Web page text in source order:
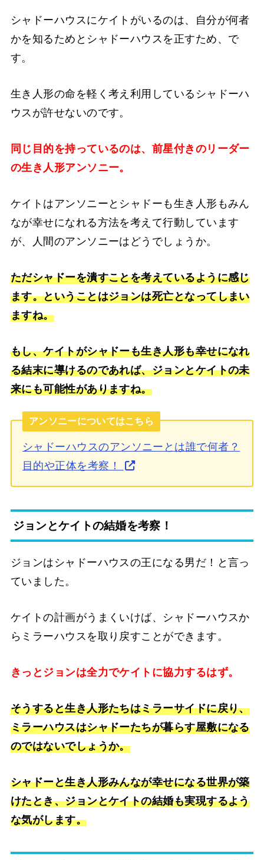
シャドーハウスにケイトがいるのは、自分が何者
かを知るためとシャドーハウスを正すため、で
す。
生き人形の命を軽く考え利用しているシャドーハ
ウスが許せないのです。
同じ目的を持っているのは、前星付きのリーダー
の生き人形アンソニー。
ケイトはアンソニーとシャドーも生き人形もみん
なが幸せになれる方法を考えて行動しています
が、人間のアンソニーはどうでしょうか。
ただシャドーを潰すことを考えているように感じ
ます。ということはジョンは死亡となってしまい
ますね。
もし、ケイトがシャドーも生き人形も幸せになれ
る結末に導けるのであれば、ジョンとケイトの未
来にも可能性がありますね。
アンソニーについてはこちら
シャドーハウスのアンソニーとは誰で何者？
目的や正体を考察！
ジョンとケイトの結婚を考察！
ジョンはシャドーハウスの王になる男だ！と言っ
ていました。
ケイトの計画がうまくいけば、シャドーハウスか
らミラーハウスを取り戻すことができます。
きっとジョンは全力でケイトに協力するはず。
そうすると生き人形たちはミラーサイドに戻り、
ミラーハウスはシャドーたちが暮らす屋敷になる
のではないでしょうか。
シャドーと生き人形みんなが幸せになる世界が築
けたとき、ジョンとケイトの結婚も実現するよう
な気がします。